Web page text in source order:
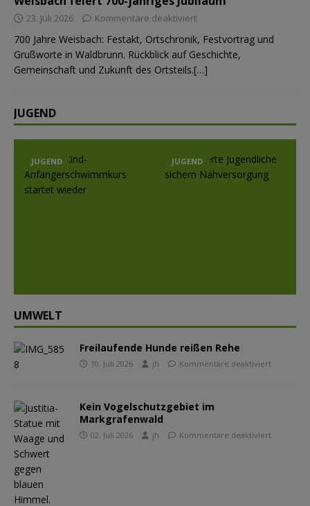
23. Juli 2026 Kommentare deaktiviert
700 Jahre Weisbach: Festakt, Ortschronik, Festvortrag und
Grußworte in Waldbrunn. Rückblick auf Geschichte,
Gemeinschaft und Zukunft des Ortsteils.[…]
JUGEND
JUGEND JUGEND
UMWELT
Freilaufende Hunde reißen Rehe
10. Juli 2026 jh Kommentare deaktiviert
Kein Vogelschutzgebiet im
Markgrafenwald
02. Juli 2026 jh Kommentare deaktiviert